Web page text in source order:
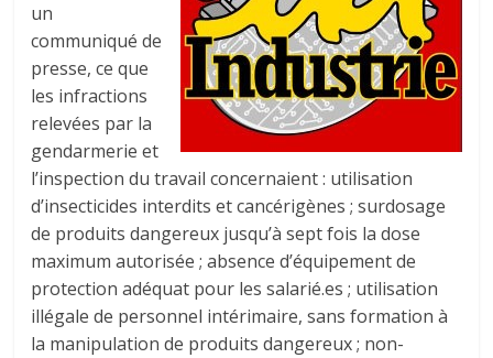
un
communiqué de
presse, ce que
les infractions
relevées par la
gendarmerie et
l’inspection du travail concernaient : utilisation
d’insecticides interdits et cancérigènes ; surdosage
de produits dangereux jusqu’à sept fois la dose
maximum autorisée ; absence d’équipement de
protection adéquat pour les salarié.es ; utilisation
illégale de personnel intérimaire, sans formation à
la manipulation de produits dangereux ; non-